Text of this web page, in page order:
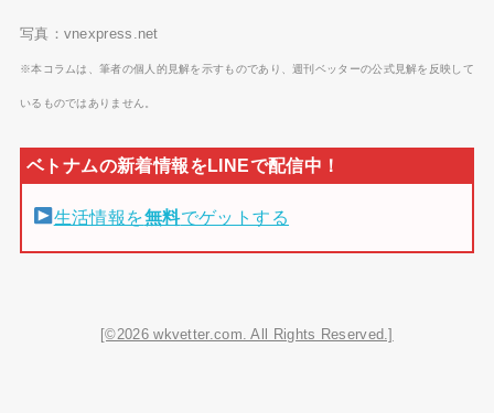
写真：vnexpress.net
※本コラムは、筆者の個人的見解を示すものであり、週刊ベッターの公式見解を反映して
いるものではありません。
生活情報を無料でゲットする
[©2026 wkvetter.com. All Rights Reserved.]